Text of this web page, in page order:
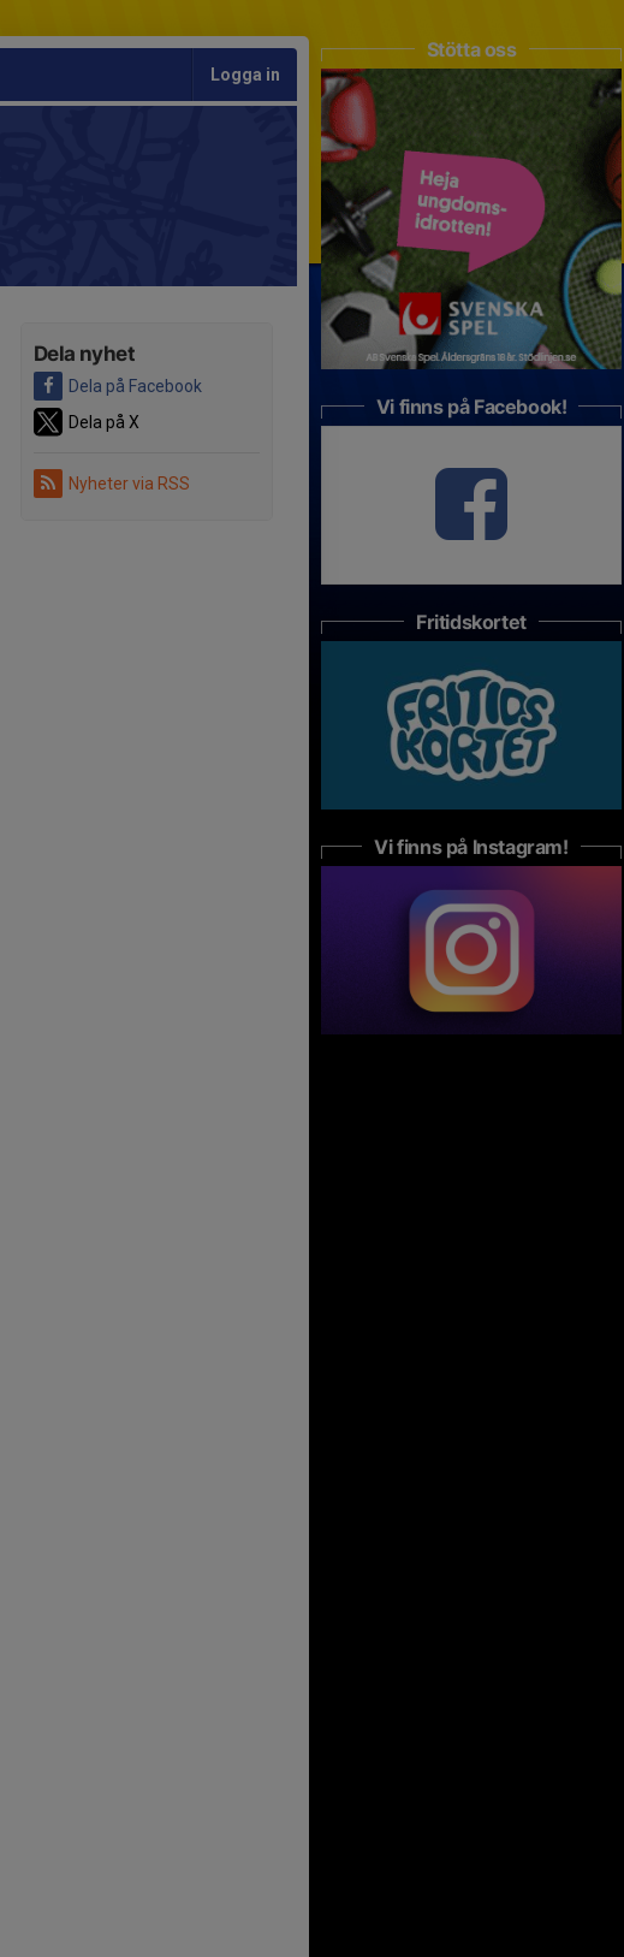
Logga in
Dela nyhet
Dela på Facebook
Dela på X
Nyheter via RSS
Stötta oss
Vi finns på Facebook!
Fritidskortet
Vi finns på Instagram!